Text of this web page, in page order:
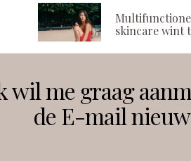
skincare wint
Volg ons
wil me graag
de E-mail